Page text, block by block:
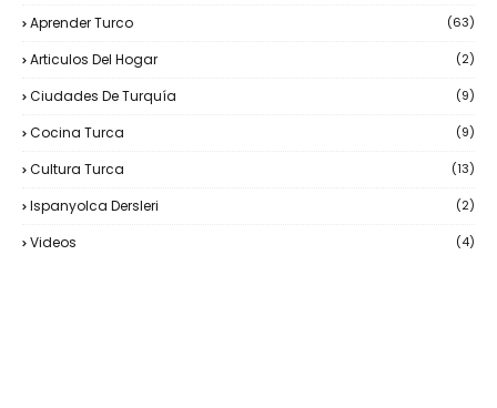
Aprender Turco (63)
Articulos Del Hogar (2)
Ciudades De Turquía (9)
Cocina Turca (9)
Cultura Turca (13)
Ispanyolca Dersleri (2)
Videos (4)